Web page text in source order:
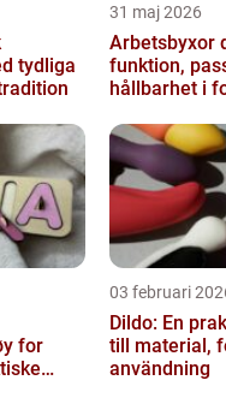
tydliga
31 maj 2026
Arbetsbyxor
funktion,
hållbarhet i
for
03 februari
Dildo: En
till material,
användning